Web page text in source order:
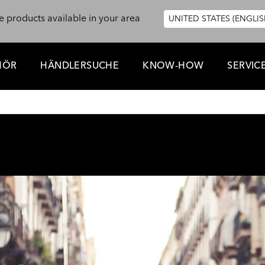
products available in your area
UNITED STATES
HÄNDLERSUCHE KNOW-HOW